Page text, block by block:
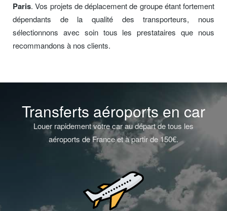
Paris. Vos projets de déplacement de groupe étant fortement
dépendants de la qualité des transporteurs, nous
sélectionnons avec soin tous les prestataires que nous
recommandons à nos clients.
Transferts aéroports en car
Louer rapidement votre car au départ de tous les
aéroports de France et à partir de 150€.